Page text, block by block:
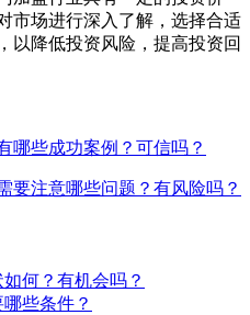
市场进行深入了解，选择合适
以降低投资风险，提高投资回
哪些成功案例？可信吗？
要注意哪些问题？有风险吗？
何？有机会吗？
些条件？